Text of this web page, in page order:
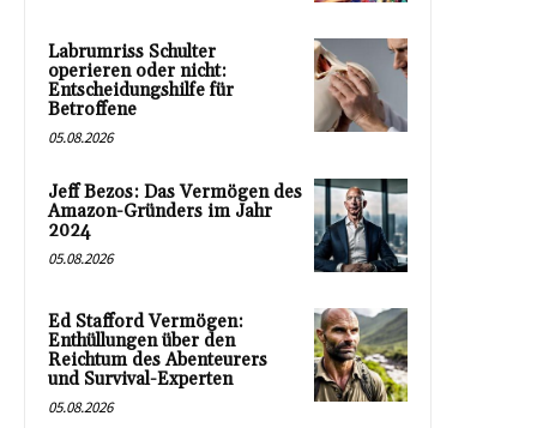
Labrumriss Schulter
operieren oder nicht:
Entscheidungshilfe für
Betroffene
05.08.2026
Jeff Bezos: Das Vermögen des
Amazon-Gründers im Jahr
2024
05.08.2026
Ed Stafford Vermögen:
Enthüllungen über den
Reichtum des Abenteurers
und Survival-Experten
05.08.2026